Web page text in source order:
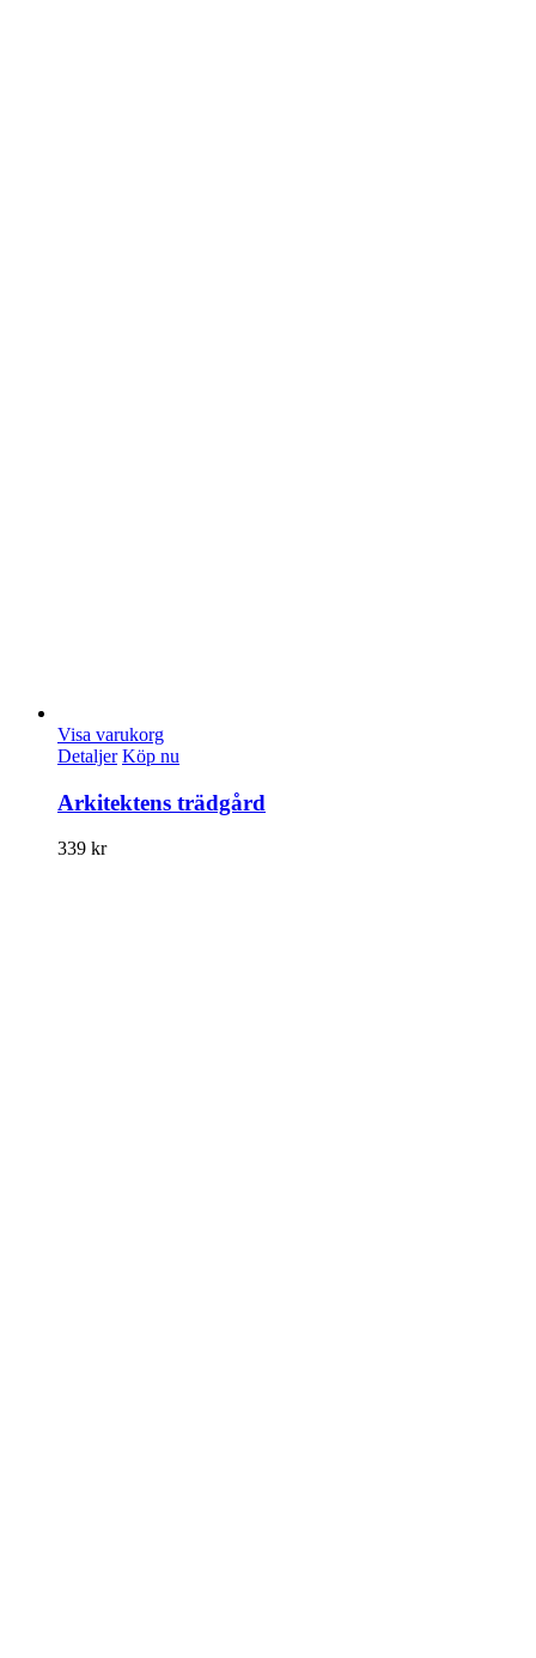
Visa varukorg
Detaljer Köp nu
Arkitektens trädgård
339 kr